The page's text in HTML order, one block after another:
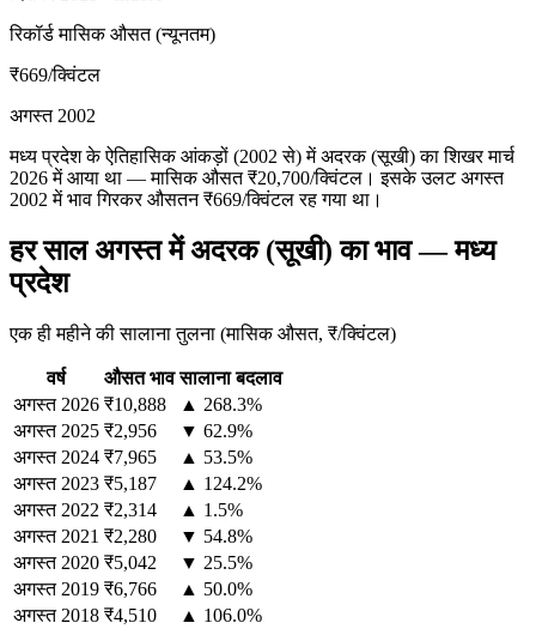
रिकॉर्ड मासिक औसत (न्यूनतम)
₹669/क्विंटल
अगस्त 2002
मध्य प्रदेश के ऐतिहासिक आंकड़ों (2002 से) में अदरक (सूखी) का शिखर मार्च
2026 में आया था — मासिक औसत ₹20,700/क्विंटल। इसके उलट अगस्त
2002 में भाव गिरकर औसतन ₹669/क्विंटल रह गया था।
हर साल अगस्त में अदरक (सूखी) का भाव — मध्य
प्रदेश
एक ही महीने की सालाना तुलना (मासिक औसत, ₹/क्विंटल)
वर्ष औसत भाव सालाना बदलाव
अगस्त 2026 ₹10,888
▲ 268.3%
अगस्त 2025 ₹2,956
▼ 62.9%
अगस्त 2024 ₹7,965
▲ 53.5%
अगस्त 2023 ₹5,187
▲ 124.2%
अगस्त 2022 ₹2,314
▲ 1.5%
अगस्त 2021 ₹2,280
▼ 54.8%
अगस्त 2020 ₹5,042
▼ 25.5%
अगस्त 2019 ₹6,766
▲ 50.0%
अगस्त 2018 ₹4,510
▲ 106.0%